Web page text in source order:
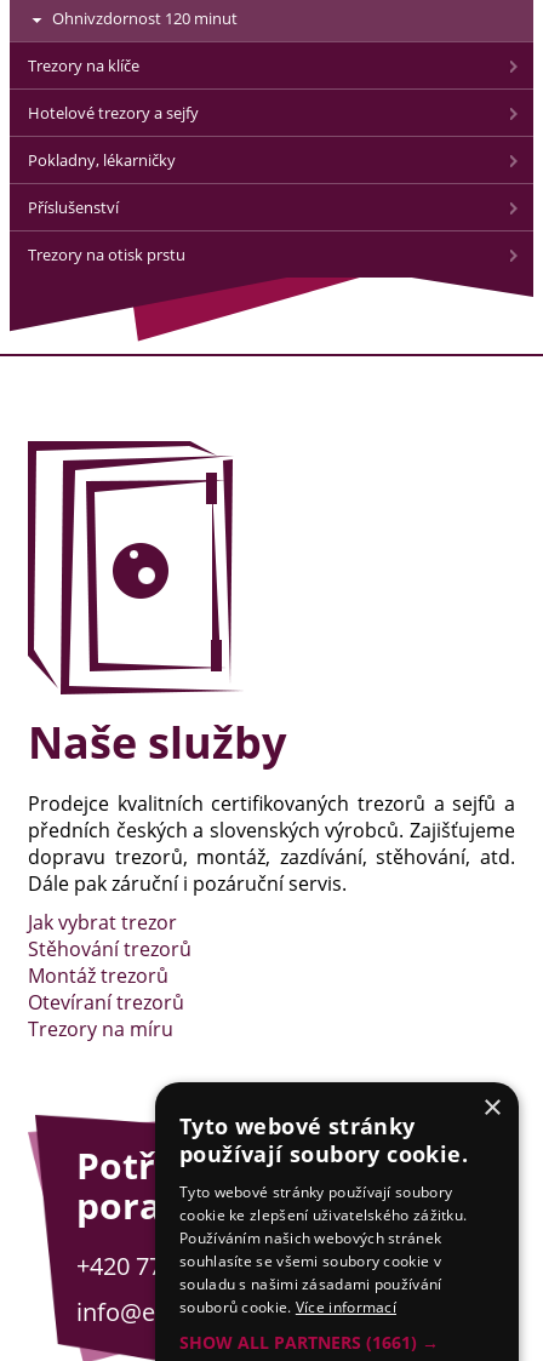
Ohnivzdornost 120 minut
Trezory na klíče
Hotelové trezory a sejfy
Pokladny, lékarničky
Příslušenství
Trezory na otisk prstu
Naše služby
Prodejce kvalitních certifikovaných trezorů a sejfů a
předních českých a slovenských výrobců. Zajišťujeme
dopravu trezorů, montáž, zazdívání, stěhování, atd.
Dále pak záruční i pozáruční servis.
Jak vybrat trezor
Stěhování trezorů
Montáž trezorů
Otevíraní trezorů
Trezory na míru
Potřebujete
poradit?
+420 775 201 001
info@esejfy.net
×
Tyto webové stránky
používají soubory cookie.
Tyto webové stránky používají soubory
cookie ke zlepšení uživatelského zážitku.
Používáním našich webových stránek
souhlasíte se všemi soubory cookie v
souladu s našimi zásadami používání
souborů cookie. Více informací
SHOW ALL PARTNERS (1661) →